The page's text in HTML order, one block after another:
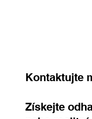
Kontaktujte
Získejte